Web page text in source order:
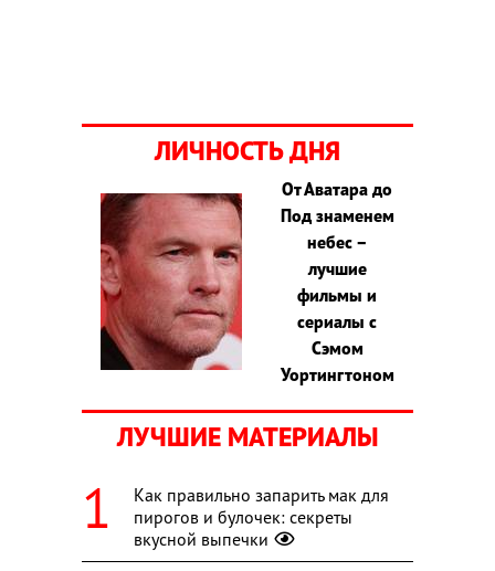
ЛИЧНОСТЬ ДНЯ
От Аватара до
Под знаменем
небес –
лучшие
фильмы и
сериалы с
Сэмом
Уортингтоном
ЛУЧШИЕ МАТЕРИАЛЫ
Как правильно запарить мак для
пирогов и булочек: секреты
вкусной выпечки